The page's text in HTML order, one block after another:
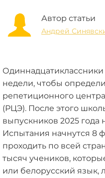
Автор статьи
Андрей
недели, чтобы
репетиционного
(РЦЭ). После этого
выпускников 2025 года
Испытания начнутся 8
проходить по всей
тысяч учеников,
или белорусский